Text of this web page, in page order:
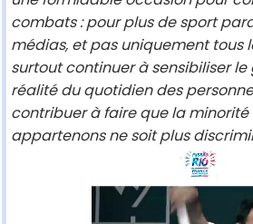
combats : pour plus de sport
médias, et pas uniquement tous
surtout continuer à sensibiliser
réalité du quotidien des
contribuer à faire que la
appartenons ne soit plus